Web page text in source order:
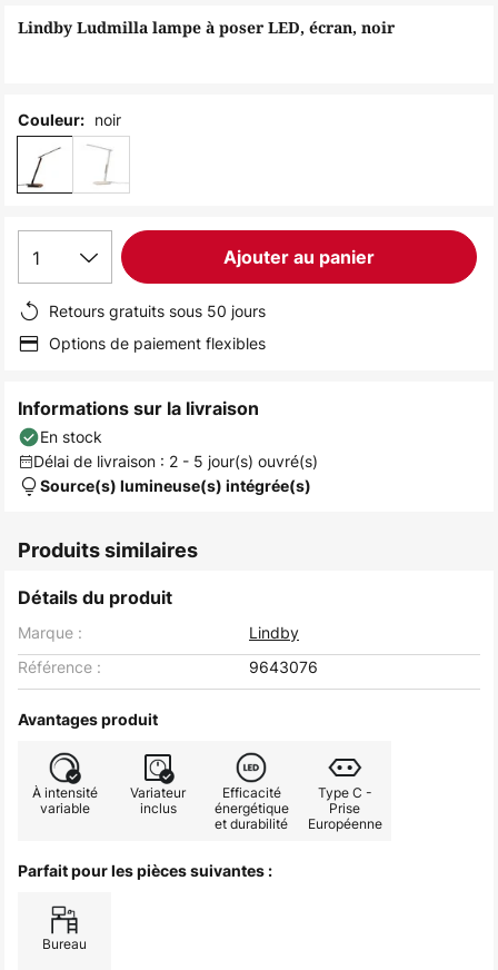
the
Lindby Ludmilla lampe à poser LED, écran, noir
Couleur: noir
1 Ajouter au panier
Retours gratuits sous 50 jours
Options de paiement flexibles
Informations sur la livraison
En stock
Délai de livraison : 2 - 5 jour(s) ouvré(s)
Source(s) lumineuse(s) intégrée(s)
Produits similaires
Détails du produit
Marque :
Lindby
Référence :
9643076
Avantages produit
À intensité
variable
Variateur
inclus
Efficacité
énergétique
et durabilité
Type C -
Prise
Européenne
Parfait pour les pièces suivantes :
Bureau